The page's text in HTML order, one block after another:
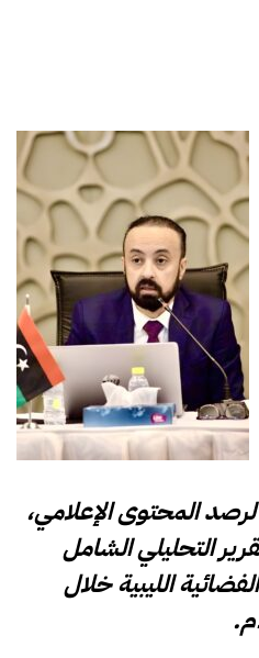
المحتوى الإعلامي،
التحليلي الشامل
الليبية خلال